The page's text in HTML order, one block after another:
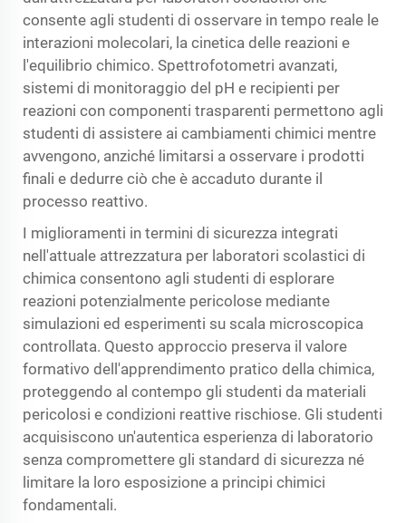
consente agli studenti di osservare in tempo reale le
interazioni molecolari, la cinetica delle reazioni e
l'equilibrio chimico. Spettrofotometri avanzati,
sistemi di monitoraggio del pH e recipienti per
reazioni con componenti trasparenti permettono agli
studenti di assistere ai cambiamenti chimici mentre
avvengono, anziché limitarsi a osservare i prodotti
finali e dedurre ciò che è accaduto durante il
processo reattivo.
I miglioramenti in termini di sicurezza integrati
nell'attuale attrezzatura per laboratori scolastici di
chimica consentono agli studenti di esplorare
reazioni potenzialmente pericolose mediante
simulazioni ed esperimenti su scala microscopica
controllata. Questo approccio preserva il valore
formativo dell'apprendimento pratico della chimica,
proteggendo al contempo gli studenti da materiali
pericolosi e condizioni reattive rischiose. Gli studenti
acquisiscono un'autentica esperienza di laboratorio
senza compromettere gli standard di sicurezza né
limitare la loro esposizione a principi chimici
fondamentali.